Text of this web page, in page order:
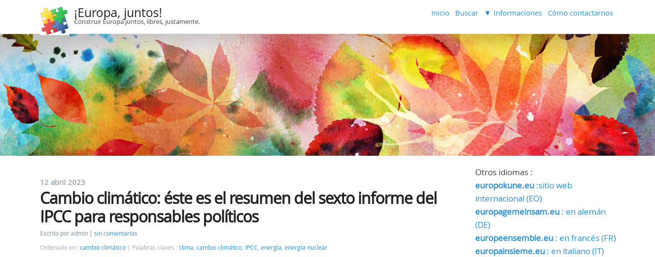
¡Europa, juntos!
Construir Europa juntos, libres, justamente.
Inicio Buscar Informaciones Cómo contactarnos
12 abril 2023
Cambio climático: éste es el resumen del sexto informe del
IPCC para responsables políticos
Escrito por admin
sin comentarios
Ordenado en : cambio climático Palabras claves : clima, cambio climático, IPCC, energía, energía nuclear
Otros idiomas :
europokune.eu:sitio web
internacional (EO)
europagemeinsam.eu: en alemán
(DE)
europeensemble.eu: en francés (FR)
europainsieme.eu: en italiano (IT)